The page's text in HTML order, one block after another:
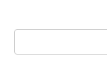
Поиск: